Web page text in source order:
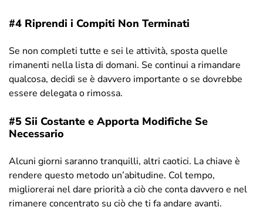
#4 Riprendi i Compiti Non Terminati
Se non completi tutte e sei le attività, sposta quelle
rimanenti nella lista di domani. Se continui a rimandare
qualcosa, decidi se è davvero importante o se dovrebbe
essere delegata o rimossa.
#5 Sii Costante e Apporta Modifiche Se
Necessario
Alcuni giorni saranno tranquilli, altri caotici. La chiave è
rendere questo metodo un’abitudine. Col tempo,
migliorerai nel dare priorità a ciò che conta davvero e nel
rimanere concentrato su ciò che ti fa andare avanti.